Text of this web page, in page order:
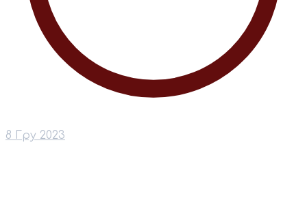
8 Гру 2023